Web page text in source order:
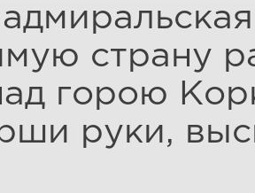
страну
горою
руки,